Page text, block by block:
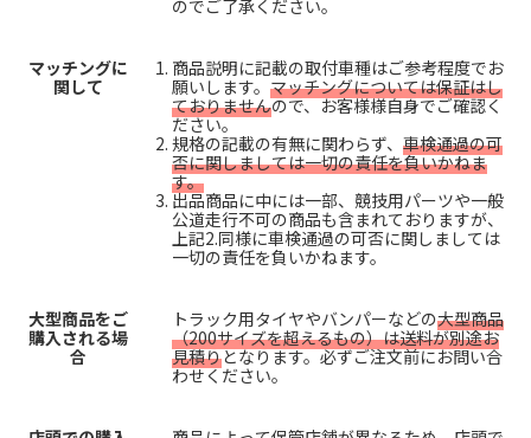
のでご了承ください。
マッチングに
関して
商品説明に記載の取付車種はご参考程度でお
願いします。 マッチングについては保証はし
ておりませんので、お客様様自身でご確認く
ださい。
規格の記載の有無に関わらず、 車検通過の可
否に関しましては一切の責任を負いかねま
す。
出品商品に中には一部、競技用パーツや一般
公道走行不可の商品も含まれておりますが、
上記2.同様に車検通過の可否に関しましては
一切の責任を負いかねます。
大型商品をご
購入される場
合
トラック用タイヤやバンパーなどの大型商品
（200サイズを超えるもの）は送料が別途お
見積りとなります。必ずご注文前にお問い合
わせください。